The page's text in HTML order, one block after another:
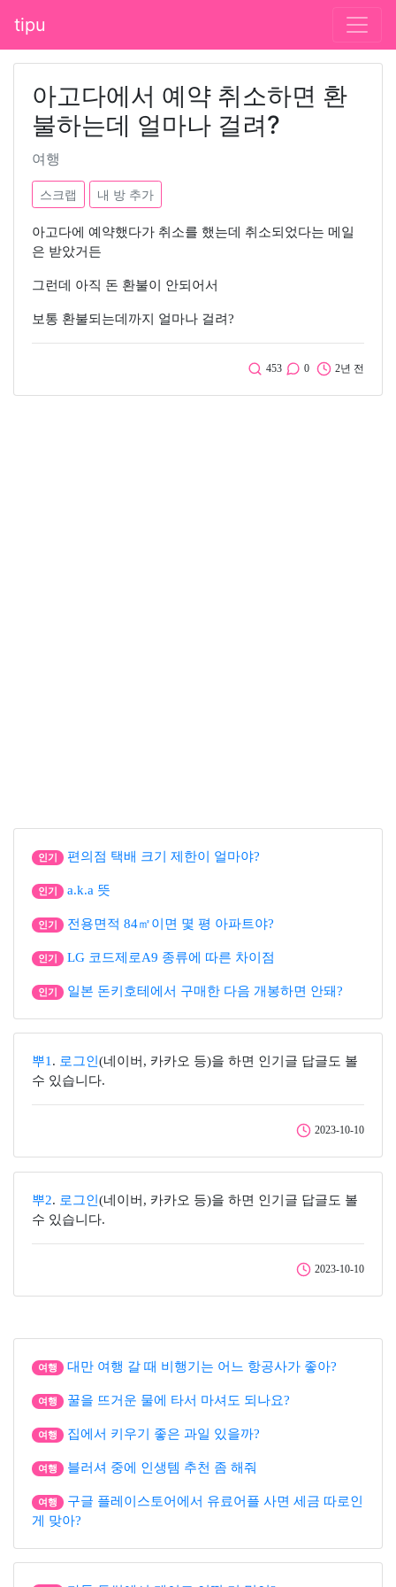
tipu
아고다에서 예약 취소하면 환
불하는데 얼마나 걸려?
여행
스크랩 내 방 추가
아고다에 예약했다가 취소를 했는데 취소되었다는 메일
은 받았거든
그런데 아직 돈 환불이 안되어서
보통 환불되는데까지 얼마나 걸려?
453 0 2년 전
인기 편의점 택배 크기 제한이 얼마야?
인기 a.k.a 뜻
인기 전용면적 84㎡이면 몇 평 아파트야?
인기 LG 코드제로A9 종류에 따른 차이점
인기 일본 돈키호테에서 구매한 다음 개봉하면 안돼?
뿌1 . 로그인 (네이버, 카카오 등)을 하면 인기글 답글도 볼
수 있습니다.
2023-10-10
뿌2. 로그인 (네이버, 카카오 등)을 하면 인기글 답글도 볼
수 있습니다.
2023-10-10
여행 대만 여행 갈 때 비행기는 어느 항공사가 좋아?
여행 꿀을 뜨거운 물에 타서 마셔도 되나요?
여행 집에서 키우기 좋은 과일 있을까?
여행 블러셔 중에 인생템 추천 좀 해줘
여행
구글 플레이스토어에서 유료어플 사면 세금 따로인
게 맞아?